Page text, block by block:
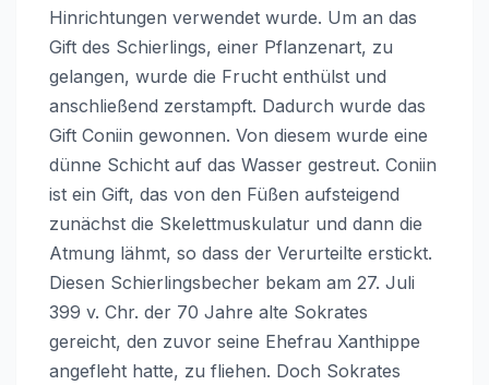
Hinrichtungen verwendet wurde. Um an das
Gift des Schierlings, einer Pflanzenart, zu
gelangen, wurde die Frucht enthülst und
anschließend zerstampft. Dadurch wurde das
Gift Coniin gewonnen. Von diesem wurde eine
dünne Schicht auf das Wasser gestreut. Coniin
ist ein Gift, das von den Füßen aufsteigend
zunächst die Skelettmuskulatur und dann die
Atmung lähmt, so dass der Verurteilte erstickt.
Diesen Schierlingsbecher bekam am 27. Juli
399 v. Chr. der 70 Jahre alte Sokrates
gereicht, den zuvor seine Ehefrau Xanthippe
angefleht hatte, zu fliehen. Doch Sokrates